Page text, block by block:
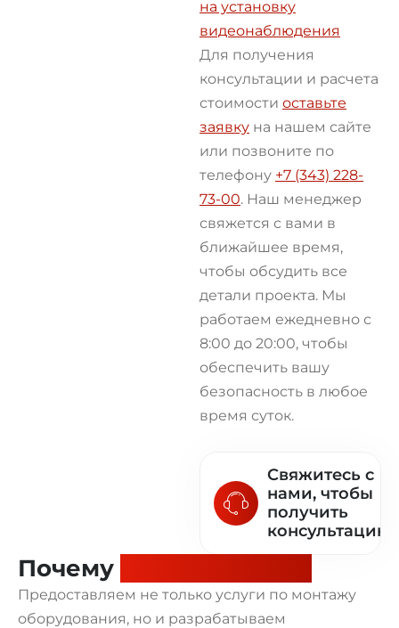
на установку
видеонаблюдения
Для получения
консультации и расчета
стоимости оставьте
заявку на нашем сайте
или позвоните по
телефону +7 (343) 228-
73-00. Наш менеджер
свяжется с вами в
ближайшее время,
чтобы обсудить все
детали проекта. Мы
работаем ежедневно с
8:00 до 20:00, чтобы
обеспечить вашу
безопасность в любое
время суток.
Свяжитесь с
нами, чтобы
получить
консультацию!
Почему
Предоставляем не только услуги по монтажу
оборудования, но и разрабатываем